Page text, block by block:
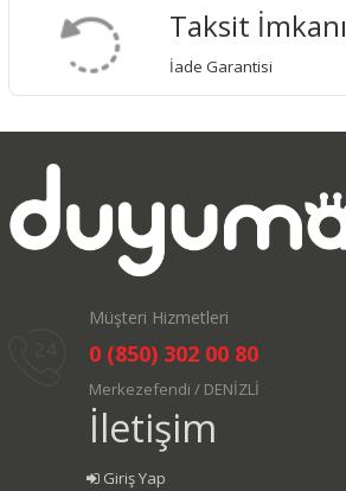
Taksit İmkanı
İade Garantisi
Müşteri Hizmetleri
0 (850) 302 00 80
Merkezefendi / DENİZLİ
İletişim
Giriş Yap